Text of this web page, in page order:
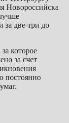
Новороссийска
за две-три до
которое
за счет
постоянно